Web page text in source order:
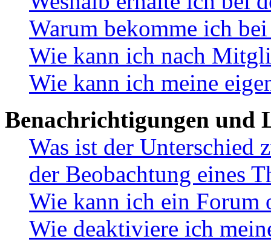
Warum bekomme ich
Wie kann ich nach
Wie kann ich meine
Benachrichtigungen und
Was ist der Unterschied
der Beobachtung eines
Wie kann ich ein Forum
Wie deaktiviere ich